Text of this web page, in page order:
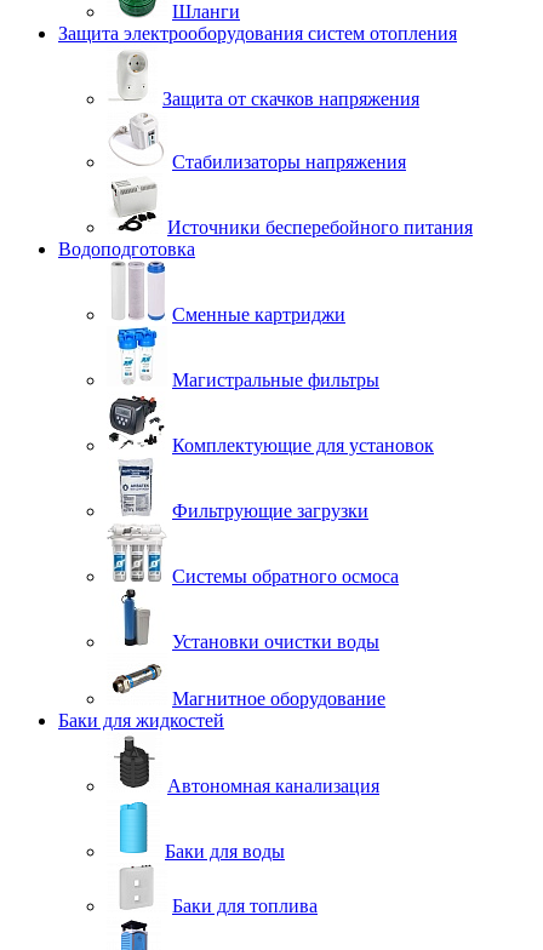
Шланги
Защита электрооборудования систем отопления
Защита от скачков напряжения
Стабилизаторы напряжения
Источники бесперебойного питания
Водоподготовка
Сменные картриджи
Магистральные фильтры
Комплектующие для установок
Фильтрующие загрузки
Системы обратного осмоса
Установки очистки воды
Магнитное оборудование
Баки для жидкостей
Автономная канализация
Баки для воды
Баки для топлива